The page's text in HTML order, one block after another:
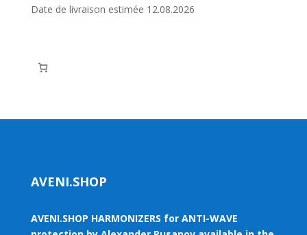
Date de livraison estimée 12.08.2026
AVENI.SHOP
AVENI.SHOP HARMONIZERS for ANTI-WAVE